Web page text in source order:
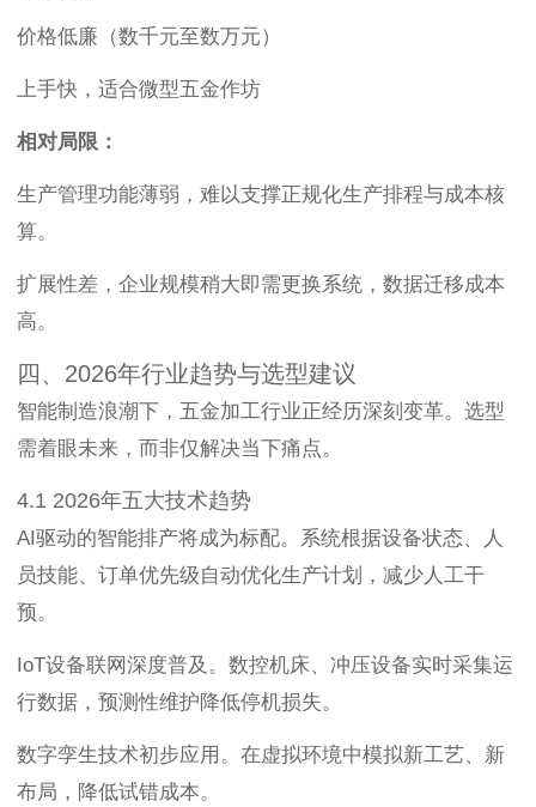
价格低廉（数千元至数万元）
上手快，适合微型五金作坊
相对局限：
生产管理功能薄弱，难以支撑正规化生产排程与成本核
算。
扩展性差，企业规模稍大即需更换系统，数据迁移成本
高。
四、2026年行业趋势与选型建议
智能制造浪潮下，五金加工行业正经历深刻变革。选型
需着眼未来，而非仅解决当下痛点。
4.1 2026年五大技术趋势
AI驱动的智能排产将成为标配。系统根据设备状态、人
员技能、订单优先级自动优化生产计划，减少人工干
预。
IoT设备联网深度普及。数控机床、冲压设备实时采集运
行数据，预测性维护降低停机损失。
数字孪生技术初步应用。在虚拟环境中模拟新工艺、新
布局，降低试错成本。